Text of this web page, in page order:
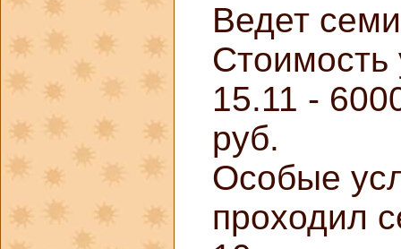
Ведет
Стоимость
15.11 -
руб.
Особые
проходил